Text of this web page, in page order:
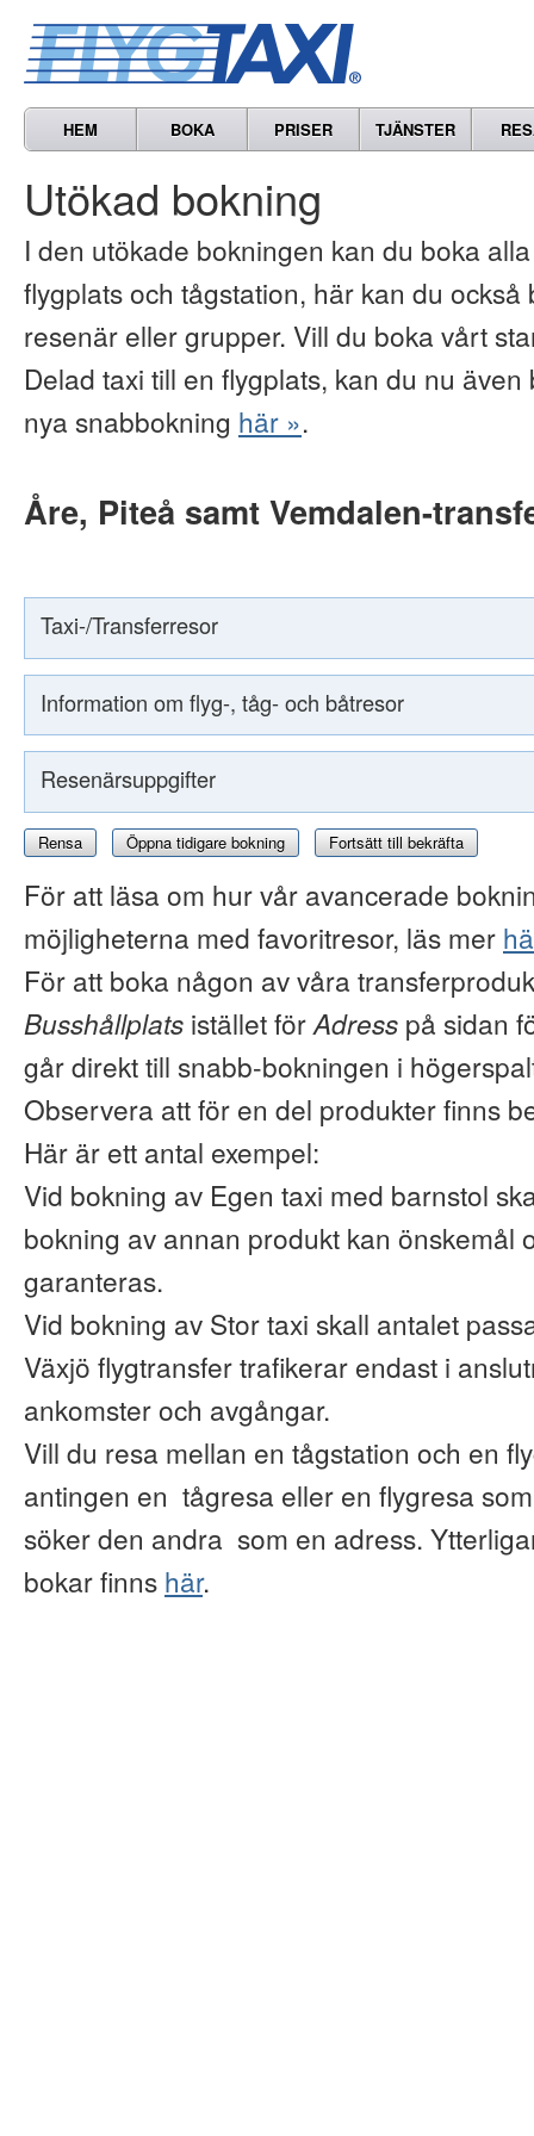
HEM BOKA PRISER TJÄNSTER
Utökad bokning
I den utökade bokningen kan du boka
flygplats och tågstation, här kan du
resenär eller grupper. Vill du boka vårt
Delad taxi till en flygplats, kan du nu
nya snabbokning här ».
Åre, Piteå samt Vemdalen-
Taxi-/Transferresor
Information om flyg-, tåg- och båtresor
Resenärsuppgifter
Rensa Öppna tidigare bokning Fortsätt till bekräfta
För att läsa om hur vår avancerade
möjligheterna med favoritresor, läs mer
För att boka någon av våra
Busshållplats istället förAdress på sidan
går direkt till snabb-bokningen i
Observera att för en del produkter finns
Här är ett antal exempel:
Vid bokning av Egen taxi med barnstol
bokning av annan produkt kan önskemål
garanteras.
Vid bokning av Stor taxi skall antalet
Växjö flygtransfer trafikerar endast i
ankomster och avgångar.
Vill du resa mellan en tågstation och en
antingen en tågresa eller en flygresa
söker den andra som en adress.
bokar finns här.